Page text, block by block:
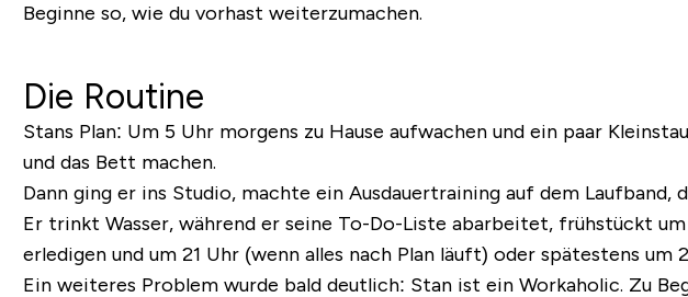
Beginne so, wie du vorhast weiterzumachen.
Die Routine
Stans Plan: Um 5 Uhr morgens zu Hause aufwachen und ein paar
und das Bett machen.
Dann ging er ins Studio, machte ein Ausdauertraining auf dem
Er trinkt Wasser, während er seine To-Do-Liste abarbeitet, frühstückt
erledigen und um 21 Uhr (wenn alles nach Plan läuft) oder spätestens um
Ein weiteres Problem wurde bald deutlich: Stan ist ein Workaholic. Zu